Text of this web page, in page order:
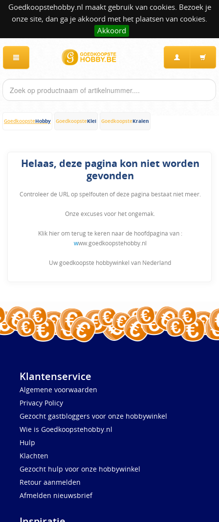
Goedkoopstehobby.nl maakt gebruik van cookies. Bezoek je
onze site, dan ga je akkoord met het plaatsen van cookies.
Akkoord
GoedkoopsteHobby GoedkoopsteKlei GoedkoopsteKralen
Helaas, deze pagina kon niet worden
gevonden
Controleer de URL op spelfouten of deze pagina bestaat niet meer.
Onze excuses voor het ongemak.
Klik hier om terug te keren naar de hoofdpagina van :
www.goedkoopstehobby.nl
Uw goedkoopste hobbywinkel van Nederland
Klantenservice
Algemene voorwaarden
Privacy Policy
Gezocht gastbloggers voor onze hobbywinkel
Wie is Goedkoopstehobby.nl
Hulp
Klachten
Gezocht hulp voor onze hobbywinkel
Retour aanmelden
Afmelden nieuwsbrief